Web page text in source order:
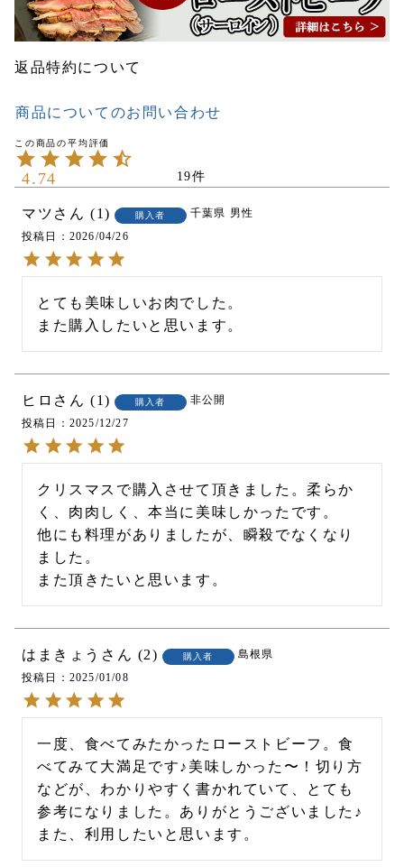
返品特約について
商品についてのお問い合わせ
4.74 19
マツ 1 購入者 千葉県 男性
投稿日
2026/04/26
とても美味しいお肉でした。
また購入したいと思います。
ヒロ 1 購入者
非公開
投稿日
2025/12/27
クリスマスで購入させて頂きました。柔らか
く、肉肉しく、本当に美味しかったです。
他にも料理がありましたが、瞬殺でなくなり
ました。
また頂きたいと思います。
はまきょう 2 購入者
島根県
投稿日
2025/01/08
一度、食べてみたかったローストビーフ。食
べてみて大満足です♪美味しかった〜！切り方
などが、わかりやすく書かれていて、とても
参考になりました。ありがとうございました♪
また、利用したいと思います。